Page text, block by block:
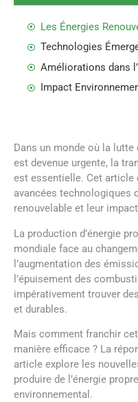
Les Énergies
Technologies
Améliorations dans
Impact
Dans un monde où la
est devenue urgente, la
est essentielle. Cet article
avancées technologiques
renouvelable et leur
La production d’énergie
mondiale face au
l’augmentation des
l’épuisement des
impérativement trouver
et durables.
Mais comment franchir
manière efficace ? La
article explore les
produire de l’énergie
environnemental.